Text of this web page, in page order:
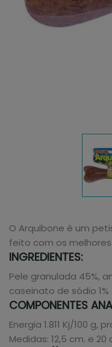
O Arquibone é um
feito com os
INGREDIENTES:
Pele granulada 45%,
caseinato de sódio 1%
COMPONENTES
Energia 1.811 Kj/100
Medidas: 12,5 cm. e 20